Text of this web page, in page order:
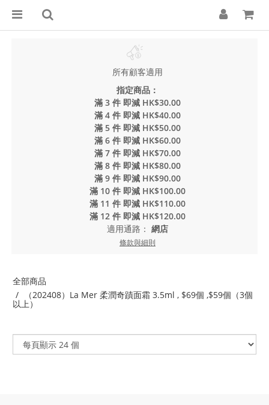
所有顧客適用
指定商品：
滿 3 件 即減 HK$30.00
滿 4 件 即減 HK$40.00
滿 5 件 即減 HK$50.00
滿 6 件 即減 HK$60.00
滿 7 件 即減 HK$70.00
滿 8 件 即減 HK$80.00
滿 9 件 即減 HK$90.00
滿 10 件 即減 HK$100.00
滿 11 件 即減 HK$110.00
滿 12 件 即減 HK$120.00
適用通路： 網店
條款與細則
全部商品
（202408）La Mer 柔潤奇蹟面霜 3.5ml , $69個 ,$59個（3個
以上）